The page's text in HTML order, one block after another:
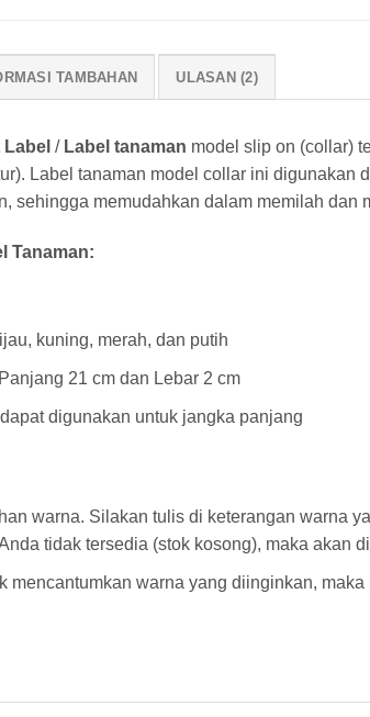
TAMBAHAN ULASAN (2)
Label / Label tanaman model slip on (collar)
Label tanaman model collar ini
sehingga memudahkan dalam memilah
Tanaman:
kuning, merah, dan putih
21 cm dan Lebar 2 cm
digunakan untuk jangka panjang
warna. Silakan tulis di keterangan warna
tidak tersedia (stok kosong), maka akan
mencantumkan warna yang diinginkan,